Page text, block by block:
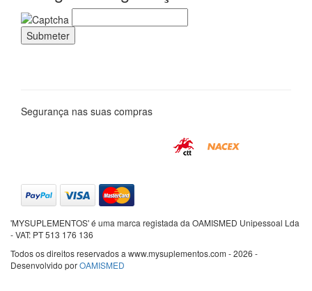
Segurança nas suas compras
'MYSUPLEMENTOS' é uma marca registada da OAMISMED Unipessoal Lda
- VAT: PT 513 176 136
Todos os direitos reservados a www.mysuplementos.com - 2026 -
Desenvolvido porOAMISMED